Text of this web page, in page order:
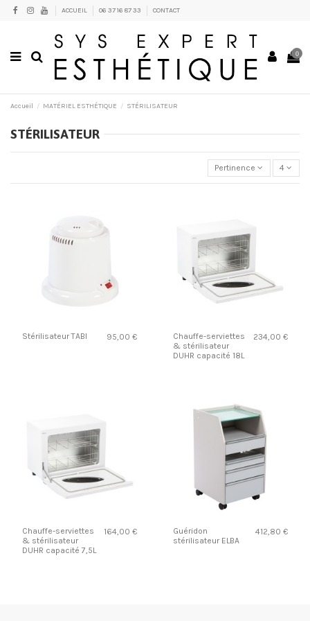
ACCUEIL 06 37 16 87 33 CONTACT
0
Accueil MATÉRIEL ESTHÉTIQUE STÉRILISATEUR
STÉRILISATEUR
Pertinence 4
Stérilisateur TABI 95,00 €
Chauffe-serviettes
& stérilisateur
DUHR capacité 18L
234,00 €
Chauffe-serviettes
& stérilisateur
DUHR capacité 7,5L
164,00 €
Guéridon
stérilisateur ELBA
412,80 €